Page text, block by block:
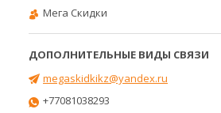
Мега Скидки
megaskidkikz@yandex.ru
+77081038293